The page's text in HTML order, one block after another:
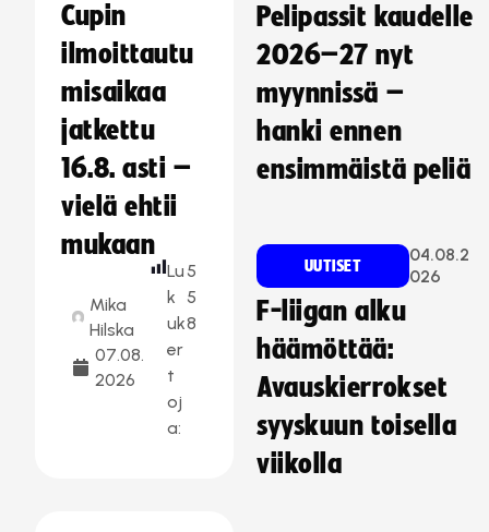
Cupin
ilmoittautu
misaikaa
jatkettu
16.8. asti –
vielä ehtii
mukaan
Mika
Hilska
07.08.
2026
Lu
k
uk
er
t
oj
a:
5
5
8
Pelipassit kaudelle
2026–27 nyt
myynnissä –
hanki ennen
ensimmäistä peliä
UUTISET
04.08.2
026
F-liigan alku
häämöttää:
Avauskierrokset
syyskuun toisella
viikolla